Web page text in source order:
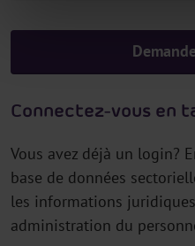
Connectez-vous en
Vous avez déjà un login?
base de données
les informations
administration du